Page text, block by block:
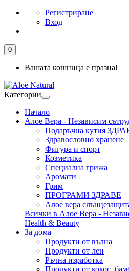
Регистриране
Вход
0
Вашата кошница е празна!
Категории
Начало
Алое Вера - Независим
Подаръчна кутия
Здравословно хранене
Фигура и спорт
Козметика
Специална грижа
Аромати
Грим
ПРОГРАМИ ЗДРАВЕ
Алое вера
Всички в Алое Вера -
Health & Beauty
За дома
Продукти от вълна
Продукти от лен
Ръчна изработка
Продукти от кокос,